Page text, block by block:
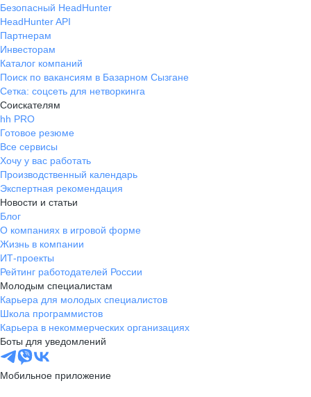
Безопасный HeadHunter
HeadHunter API
Партнерам
Инвесторам
Каталог компаний
Поиск по вакансиям в Базарном Сызгане
Сетка: соцсеть для нетворкинга
Соискателям
hh PRO
Готовое резюме
Все сервисы
Хочу у вас работать
Производственный календарь
Экспертная рекомендация
Новости и статьи
Блог
О компаниях в игровой форме
Жизнь в компании
ИТ-проекты
Рейтинг работодателей России
Молодым специалистам
Карьера для молодых специалистов
Школа программистов
Карьера в некоммерческих организациях
Боты для уведомлений
Мобильное приложение